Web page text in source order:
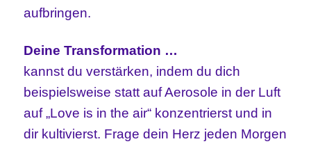
aufbringen.
Deine Transformation …
kannst du verstärken, indem du dich
beispielsweise statt auf Aerosole in der Luft
auf „Love is in the air“ konzentrierst und in
dir kultivierst. Frage dein Herz jeden Morgen